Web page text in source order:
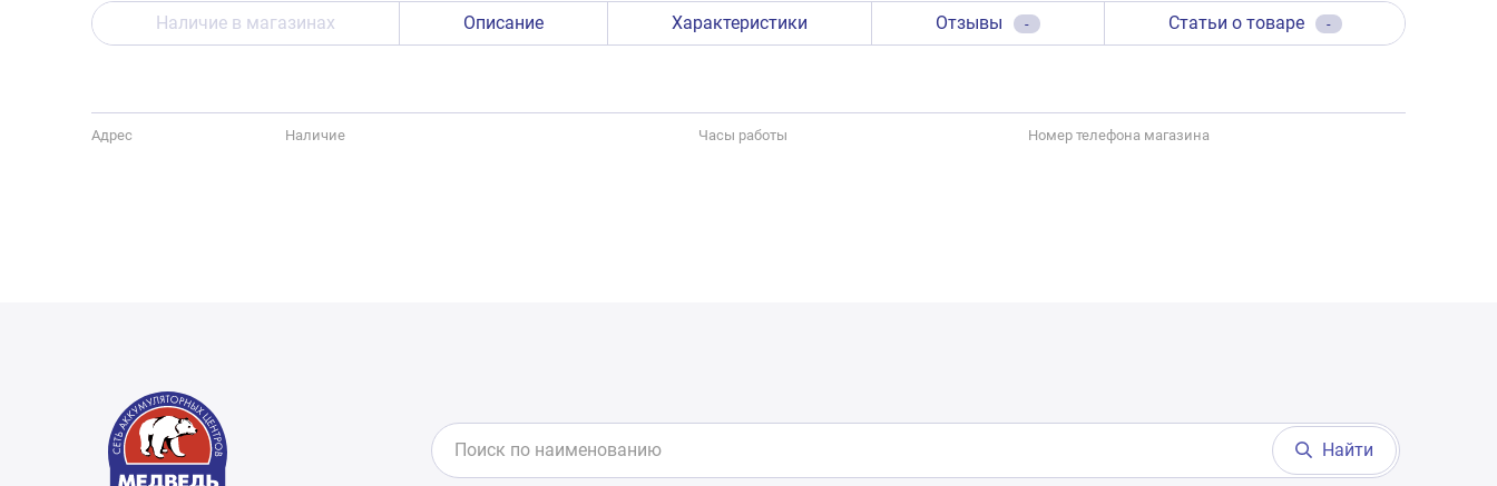
Наличие в магазинах Описание Характеристики Отзывы - Статьи о товаре -
Адрес Наличие Часы работы Номер телефона магазина
Найти